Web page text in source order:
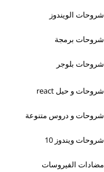
شروحات الويندوز
شروحات برمجة
شروحات بلوجر
شروحات و حيل react
شروحات و دروس متنوعة
شروحات ويندوز 10
مضادات الفيروسات